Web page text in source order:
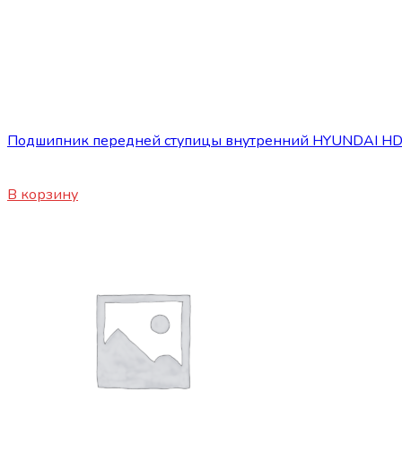
Подшипник передней ступицы внутренний HYUNDAI
В корзину